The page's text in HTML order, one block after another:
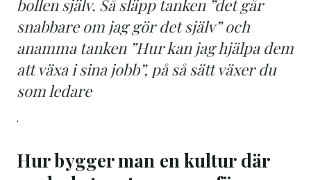
bollen själv. Så släpp tanken ”det går
snabbare om jag gör det själv” och
anamma tanken ”Hur kan jag hjälpa dem
att växa i sina jobb”, på så sätt växer du
som ledare
.
Hur bygger man en kultur där